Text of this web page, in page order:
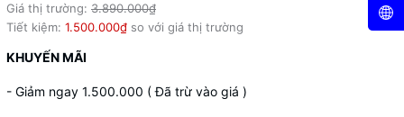
Giá thị trường: 3.890.000₫
Tiết kiệm: 1.500.000₫ so với giá thị trường
KHUYẾN MÃI
- Giảm ngay 1.500.000 ( Đã trừ vào giá )